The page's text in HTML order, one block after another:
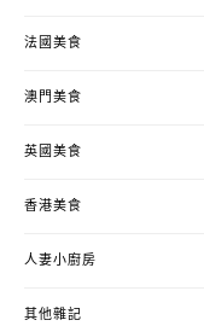
法國美食
澳門美食
英國美食
香港美食
人妻小廚房
其他雜記